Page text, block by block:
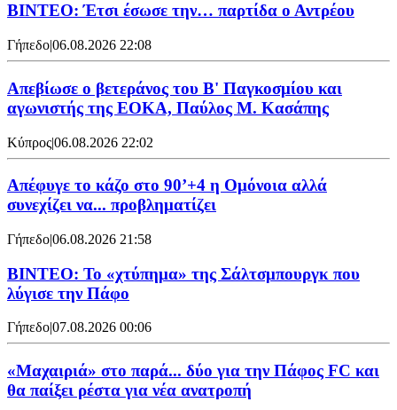
ΒΙΝΤΕΟ: Έτσι έσωσε την… παρτίδα ο Αντρέου
Γήπεδο|06.08.2026 22:08
Απεβίωσε ο βετεράνος του Β' Παγκοσμίου και
αγωνιστής της ΕΟΚΑ, Παύλος Μ. Κασάπης
Κύπρος|06.08.2026 22:02
Απέφυγε το κάζο στο 90’+4 η Ομόνοια αλλά
συνεχίζει να... προβληματίζει
Γήπεδο|06.08.2026 21:58
ΒΙΝΤΕΟ: Το «χτύπημα» της Σάλτσμπουργκ που
λύγισε την Πάφο
Γήπεδο|07.08.2026 00:06
«Μαχαιριά» στο παρά... δύο για την Πάφος FC και
θα παίξει ρέστα για νέα ανατροπή